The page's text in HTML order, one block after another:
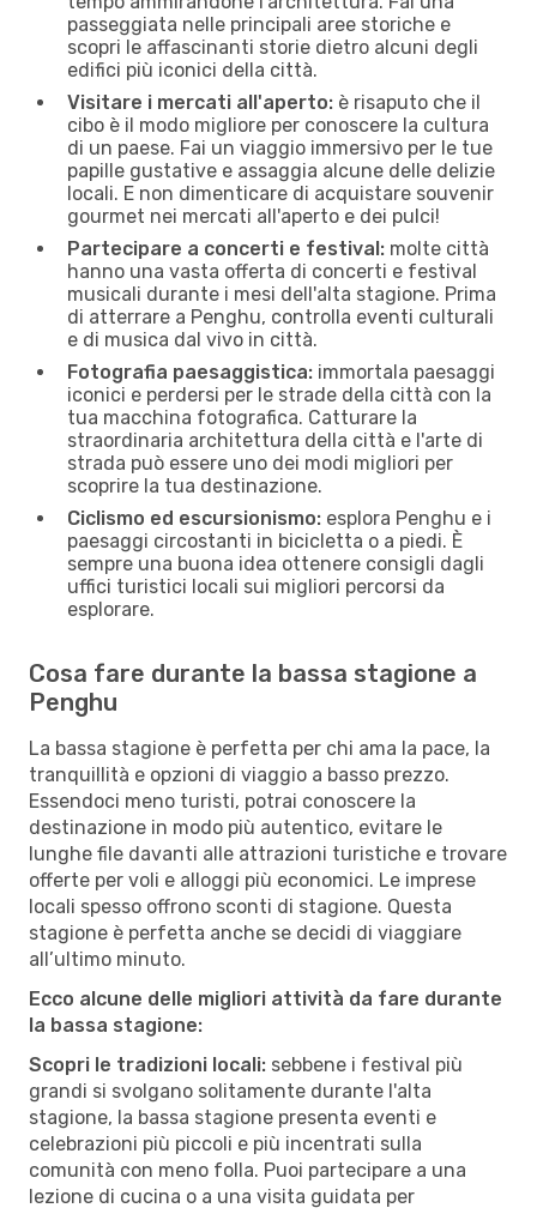
passeggiata nelle principali aree storiche e
scopri le affascinanti storie dietro alcuni degli
edifici più iconici della città.
Visitare i mercati all'aperto: è risaputo che il
cibo è il modo migliore per conoscere la cultura
di un paese. Fai un viaggio immersivo per le tue
papille gustative e assaggia alcune delle delizie
locali. E non dimenticare di acquistare souvenir
gourmet nei mercati all'aperto e dei pulci!
Partecipare a concerti e festival: molte città
hanno una vasta offerta di concerti e festival
musicali durante i mesi dell'alta stagione. Prima
di atterrare a Penghu, controlla eventi culturali
e di musica dal vivo in città.
Fotografia paesaggistica: immortala paesaggi
iconici e perdersi per le strade della città con la
tua macchina fotografica. Catturare la
straordinaria architettura della città e l'arte di
strada può essere uno dei modi migliori per
scoprire la tua destinazione.
Ciclismo ed escursionismo: esplora Penghu e i
paesaggi circostanti in bicicletta o a piedi. È
sempre una buona idea ottenere consigli dagli
uffici turistici locali sui migliori percorsi da
esplorare.
Cosa fare durante la bassa stagione a
Penghu
La bassa stagione è perfetta per chi ama la pace, la
tranquillità e opzioni di viaggio a basso prezzo.
Essendoci meno turisti, potrai conoscere la
destinazione in modo più autentico, evitare le
lunghe file davanti alle attrazioni turistiche e trovare
offerte per voli e alloggi più economici. Le imprese
locali spesso offrono sconti di stagione. Questa
stagione è perfetta anche se decidi di viaggiare
all’ultimo minuto.
Ecco alcune delle migliori attività da fare durante
la bassa stagione:
Scopri le tradizioni locali: sebbene i festival più
grandi si svolgano solitamente durante l'alta
stagione, la bassa stagione presenta eventi e
celebrazioni più piccoli e più incentrati sulla
comunità con meno folla. Puoi partecipare a una
lezione di cucina o a una visita guidata per